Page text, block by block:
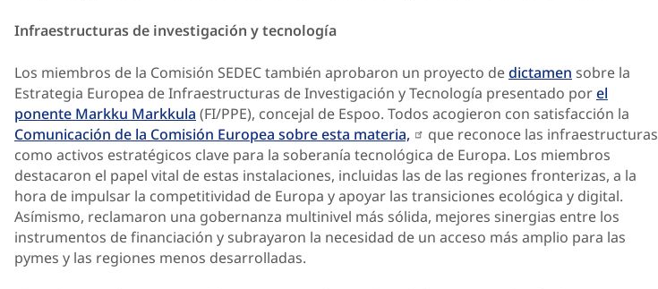
Infraestructuras de investigación y tecnología
Los miembros de la Comisión SEDEC también aprobaron un proyecto dedictamen sobre la
Estrategia Europea de Infraestructuras de Investigación y Tecnología presentado porel
ponente Markku Markkula (FI/PPE), concejal de Espoo. Todos acogieron con satisfacción la
Comunicación de la Comisión Europea sobre esta materia,
que reconoce las infraestructuras
como activos estratégicos clave para la soberanía tecnológica de Europa. Los miembros
destacaron el papel vital de estas instalaciones, incluidas las de las regiones fronterizas, a la
hora de impulsar la competitividad de Europa y apoyar las transiciones ecológica y digital.
Asímismo, reclamaron una gobernanza multinivel más sólida, mejores sinergias entre los
instrumentos de financiación y subrayaron la necesidad de un acceso más amplio para las
pymes y las regiones menos desarrolladas.